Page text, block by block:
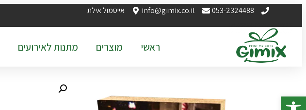
פתח סרגל נגישות
053-2324488
info@gimix.co.il אייסמול אילת
ראשי מוצרים מתנות לאירועים